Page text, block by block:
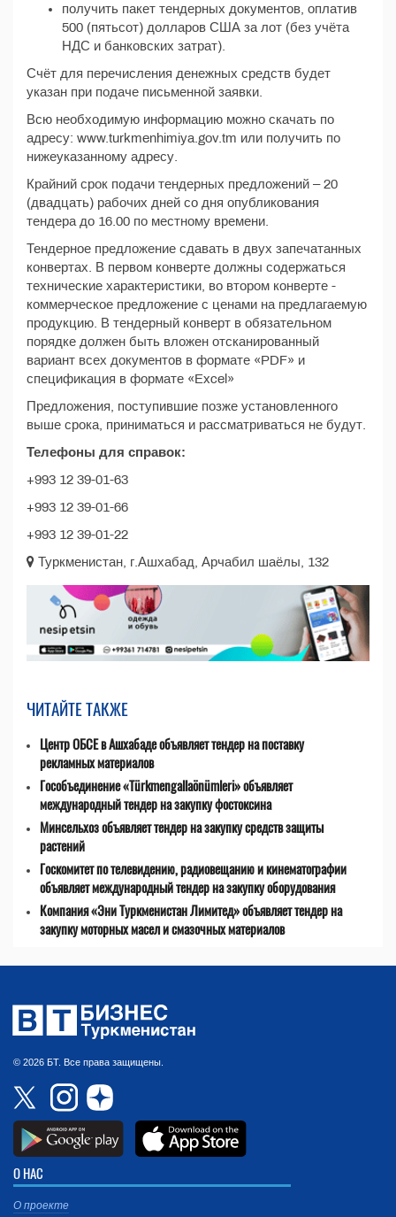
получить пакет тендерных документов, оплатив
500 (пятьсот) долларов США за лот (без учёта
НДС и банковских затрат).
Счёт для перечисления денежных средств будет
указан при подаче письменной заявки.
Всю необходимую информацию можно скачать по
адресу: www.turkmenhimiya.gov.tm или получить по
нижеуказанному адресу.
Крайний срок подачи тендерных предложений – 20
(двадцать) рабочих дней со дня опубликования
тендера до 16.00 по местному времени.
Тендерное предложение сдавать в двух запечатанных
конвертах. В первом конверте должны содержаться
технические характеристики, во втором конверте -
коммерческое предложение с ценами на предлагаемую
продукцию. В тендерный конверт в обязательном
порядке должен быть вложен отсканированный
вариант всех документов в формате «PDF» и
спецификация в формате «Excel»
Предложения, поступившие позже установленного
выше срока, приниматься и рассматриваться не будут.
Телефоны для справок:
+993 12 39-01-63
+993 12 39-01-66
+993 12 39-01-22
Туркменистан, г.Ашхабад, Арчабил шаёлы, 132
ЧИТАЙТЕ ТАКЖЕ
Центр ОБСЕ в Ашхабаде объявляет тендер на поставку
рекламных материалов
Гособъединение «Türkmengallaönümleri» объявляет
международный тендер на закупку фостоксина
Минсельхоз объявляет тендер на закупку средств защиты
растений
Госкомитет по телевидению, радиовещанию и кинематографии
объявляет международный тендер на закупку оборудования
Компания «Эни Туркменистан Лимитед» объявляет тендер на
закупку моторных масел и смазочных материалов
© 2026 БТ. Все права защищены.
О НАС
О проекте